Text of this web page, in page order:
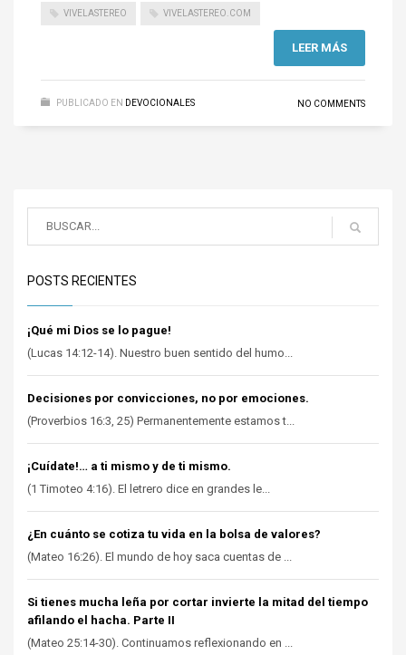
VIVELASTEREO VIVELASTEREO.COM
LEER MÁS
PUBLICADO EN DEVOCIONALES NO COMMENTS
POSTS RECIENTES
¡Qué mi Dios se lo pague!
(Lucas 14:12-14). Nuestro buen sentido del humo...
Decisiones por convicciones, no por emociones.
(Proverbios 16:3, 25) Permanentemente estamos t...
¡Cuídate!… a ti mismo y de ti mismo.
(1 Timoteo 4:16). El letrero dice en grandes le...
¿En cuánto se cotiza tu vida en la bolsa de valores?
(Mateo 16:26). El mundo de hoy saca cuentas de ...
Si tienes mucha leña por cortar invierte la mitad del tiempo
afilando el hacha. Parte II
(Mateo 25:14-30). Continuamos reflexionando en ...